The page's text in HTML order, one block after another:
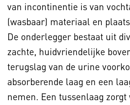
van incontinentie is van
(wasbaar) materiaal en
De onderlegger bestaat uit
zachte, huidvriendelijke
terugslag van de urine
absorberende laag en een
nemen. Een tussenlaag